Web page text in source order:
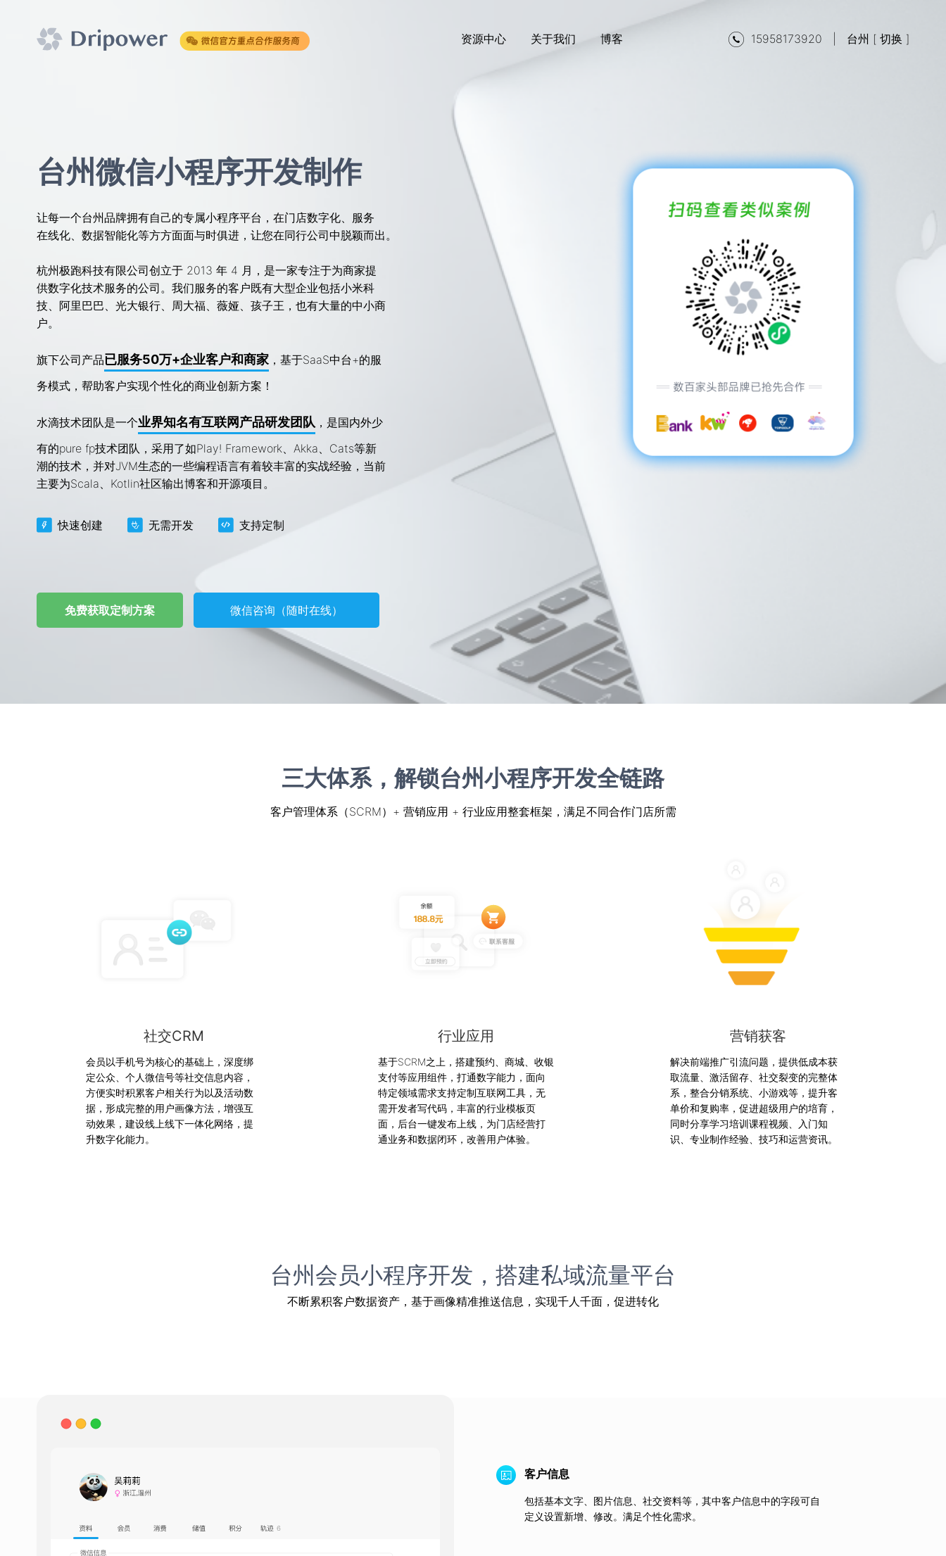
资源中心 关于我们 博客 15958173920 台州 [ 切换 ]
台州微信小程序开发制作
让每一个台州品牌拥有自己的专属小程序平台，在门店数字化、服务
在线化、数据智能化等方方面面与时俱进，让您在同行公司中脱颖而出。
杭州极跑科技有限公司创立于 2013 年 4 月，是一家专注于为商家提
供数字化技术服务的公司。我们服务的客户既有大型企业包括小米科
技、阿里巴巴、光大银行、周大福、薇娅、孩子王，也有大量的中小商
户。
旗下公司产品已服务50万+企业客户和商家 ，基于SaaS中台+的服
务模式，帮助客户实现个性化的商业创新方案！
水滴技术团队是一个业界知名有互联网产品研发团队 ，是国内外少
有的pure fp技术团队，采用了如Play! Framework、Akka、Cats等新
潮的技术，并对JVM生态的一些编程语言有着较丰富的实战经验，当前
主要为Scala、Kotlin社区输出博客和开源项目。
快速创建 无需开发 支持定制
免费获取定制方案 微信咨询（随时在线）
三大体系，解锁台州小程序开发全链路
客户管理体系（SCRM）+ 营销应用 + 行业应用整套框架，满足不同合作门店所需
社交CRM
会员以手机号为核心的基础上，深度绑
定公众、个人微信号等社交信息内容，
方便实时积累客户相关行为以及活动数
据，形成完整的用户画像方法，增强互
动效果，建设线上线下一体化网络，提
升数字化能力。
行业应用
基于SCRM之上，搭建预约、商城、收银
支付等应用组件，打通数字能力，面向
特定领域需求支持定制互联网工具，无
需开发者写代码，丰富的行业模板页
面，后台一键发布上线，为门店经营打
通业务和数据闭环，改善用户体验。
营销获客
解决前端推广引流问题，提供低成本获
取流量、激活留存、社交裂变的完整体
系，整合分销系统、小游戏等，提升客
单价和复购率，促进超级用户的培育，
同时分享学习培训课程视频、入门知
识、专业制作经验、技巧和运营资讯。
台州会员小程序开发，搭建私域流量平台
不断累积客户数据资产，基于画像精准推送信息，实现千人千面，促进转化
客户信息
包括基本文字、图片信息、社交资料等，其中客户信息中的字段可自
定义设置新增、修改。满足个性化需求。